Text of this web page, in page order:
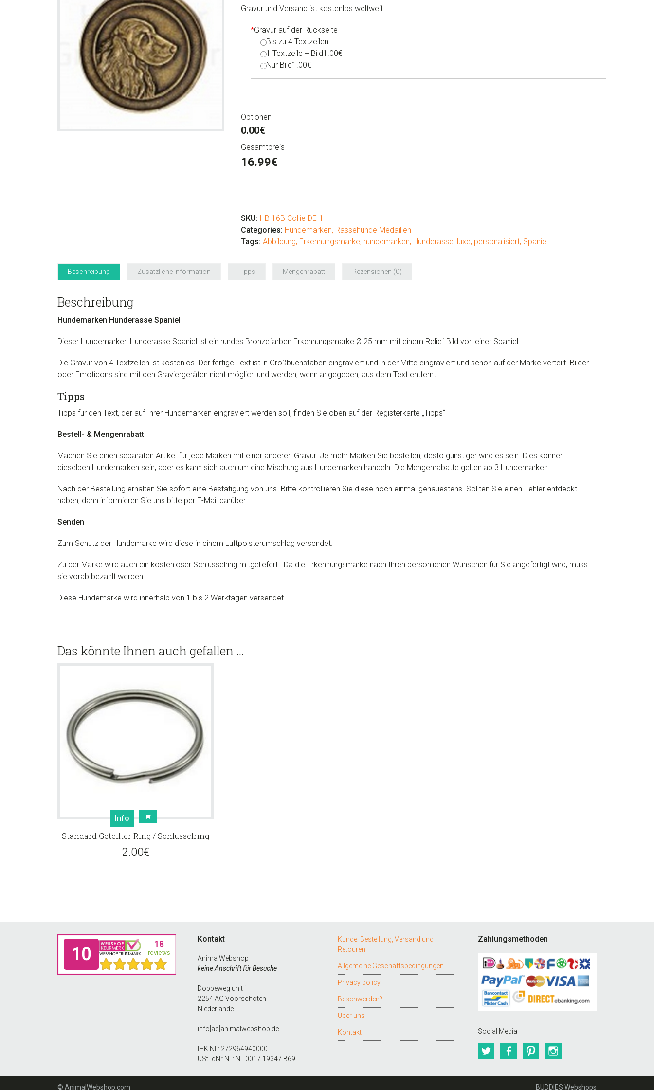
Gravur und Versand ist kostenlos weltweit.
*Gravur auf der Rückseite
Bis zu 4 Textzeilen
1 Textzeile + Bild1.00€
Nur Bild1.00€
Optionen
0.00€
Gesamtpreis
16.99€
Spaniel
Menge
SKU: HB 16B Collie DE-1
Categories: Hundemarken, Rassehunde Medaillen
Tags: Abbildung, Erkennungsmarke, hundemarken, Hunderasse, luxe, personalisiert, Spaniel
Beschreibung Zusätzliche Information Tipps Mengenrabatt Rezensionen (0)
Beschreibung
Hundemarken Hunderasse Spaniel
Dieser Hundemarken Hunderasse Spaniel ist ein rundes Bronzefarben Erkennungsmarke Ø 25 mm mit einem Relief Bild von einer Spaniel
Die Gravur von 4 Textzeilen ist kostenlos. Der fertige Text ist in Großbuchstaben eingraviert und in der Mitte eingraviert und schön auf der Marke verteilt. Bilder
oder Emoticons sind mit den Graviergeräten nicht möglich und werden, wenn angegeben, aus dem Text entfernt.
Tipps
Tipps für den Text, der auf Ihrer Hundemarken eingraviert werden soll, finden Sie oben auf der Registerkarte „Tipps“
Bestell- & Mengenrabatt
Machen Sie einen separaten Artikel für jede Marken mit einer anderen Gravur. Je mehr Marken Sie bestellen, desto günstiger wird es sein. Dies können
dieselben Hundemarken sein, aber es kann sich auch um eine Mischung aus Hundemarken handeln. Die Mengenrabatte gelten ab 3 Hundemarken.
Nach der Bestellung erhalten Sie sofort eine Bestätigung von uns. Bitte kontrollieren Sie diese noch einmal genauestens. Sollten Sie einen Fehler entdeckt
haben, dann informieren Sie uns bitte per E-Mail darüber.
Senden
Zum Schutz der Hundemarke wird diese in einem Luftpolsterumschlag versendet.
Zu der Marke wird auch ein kostenloser Schlüsselring mitgeliefert. Da die Erkennungsmarke nach Ihren persönlichen Wünschen für Sie angefertigt wird, muss
sie vorab bezahlt werden.
Diese Hundemarke wird innerhalb von 1 bis 2 Werktagen versendet.
Das könnte Ihnen auch gefallen …
Info
Standard Geteilter Ring / Schlüsselring
2.00€
Kontakt
AnimalWebshop
keine Anschrift für Besuche
Dobbeweg unit i
2254 AG Voorschoten
Niederlande
info[ad]animalwebshop.de
IHK NL: 272964940000
USt-IdNr NL: NL 0017 19347 B69
Kunde: Bestellung, Versand und
Retouren
Allgemeine Geschäftsbedingungen
Privacy policy
Beschwerden?
Über uns
Kontakt
Zahlungsmethoden
Social Media
TwitterFacebookPinterest
BUDDIES Webshops
© AnimalWebshop.com